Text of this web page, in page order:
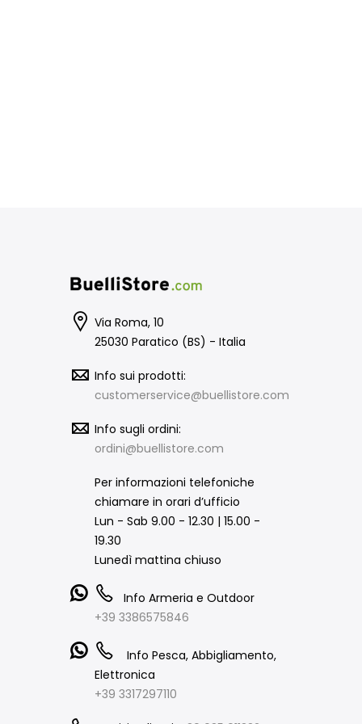
Via Roma, 10
25030 Paratico (BS) - Italia
Info sui prodotti:
customerservice@buellistore.com
Info sugli ordini:
ordini@buellistore.com
Per informazioni telefoniche
chiamare in orari d’ufficio
Lun - Sab 9.00 - 12.30 | 15.00 -
19.30
Lunedì mattina chiuso
Info Armeria e Outdoor
+39 3386575846
Info Pesca, Abbigliamento,
Elettronica
+39 3317297110